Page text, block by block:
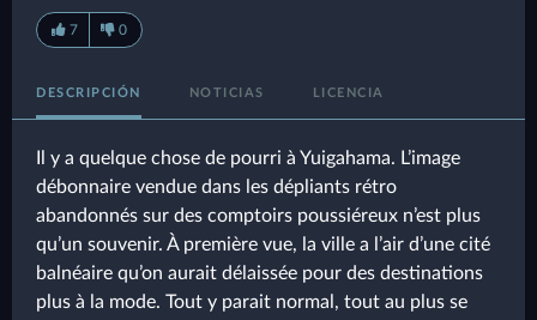
7 0
DESCRIPCIÓN NOTICIAS LICENCIA
Il y a quelque chose de pourri à Yuigahama. L’image
débonnaire vendue dans les dépliants rétro
abandonnés sur des comptoirs poussiéreux n’est plus
qu’un souvenir. À première vue, la ville a l’air d’une cité
balnéaire qu’on aurait délaissée pour des destinations
plus à la mode. Tout y parait normal, tout au plus se